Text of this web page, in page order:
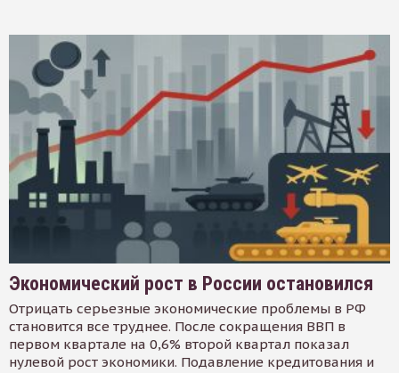
Экономический рост в России остановился
Отрицать серьезные экономические проблемы в РФ
становится все труднее. После сокращения ВВП в
первом квартале на 0,6% второй квартал показал
нулевой рост экономики. Подавление кредитования и